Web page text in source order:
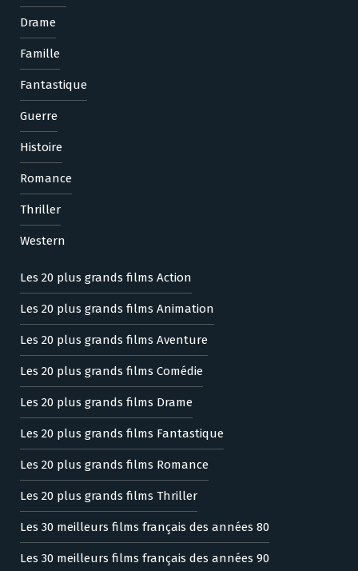
Drame
Famille
Fantastique
Guerre
Histoire
Romance
Thriller
Western
Les 20 plus grands films Action
Les 20 plus grands films Animation
Les 20 plus grands films Aventure
Les 20 plus grands films Comédie
Les 20 plus grands films Drame
Les 20 plus grands films Fantastique
Les 20 plus grands films Romance
Les 20 plus grands films Thriller
Les 30 meilleurs films français des années 80
Les 30 meilleurs films français des années 90